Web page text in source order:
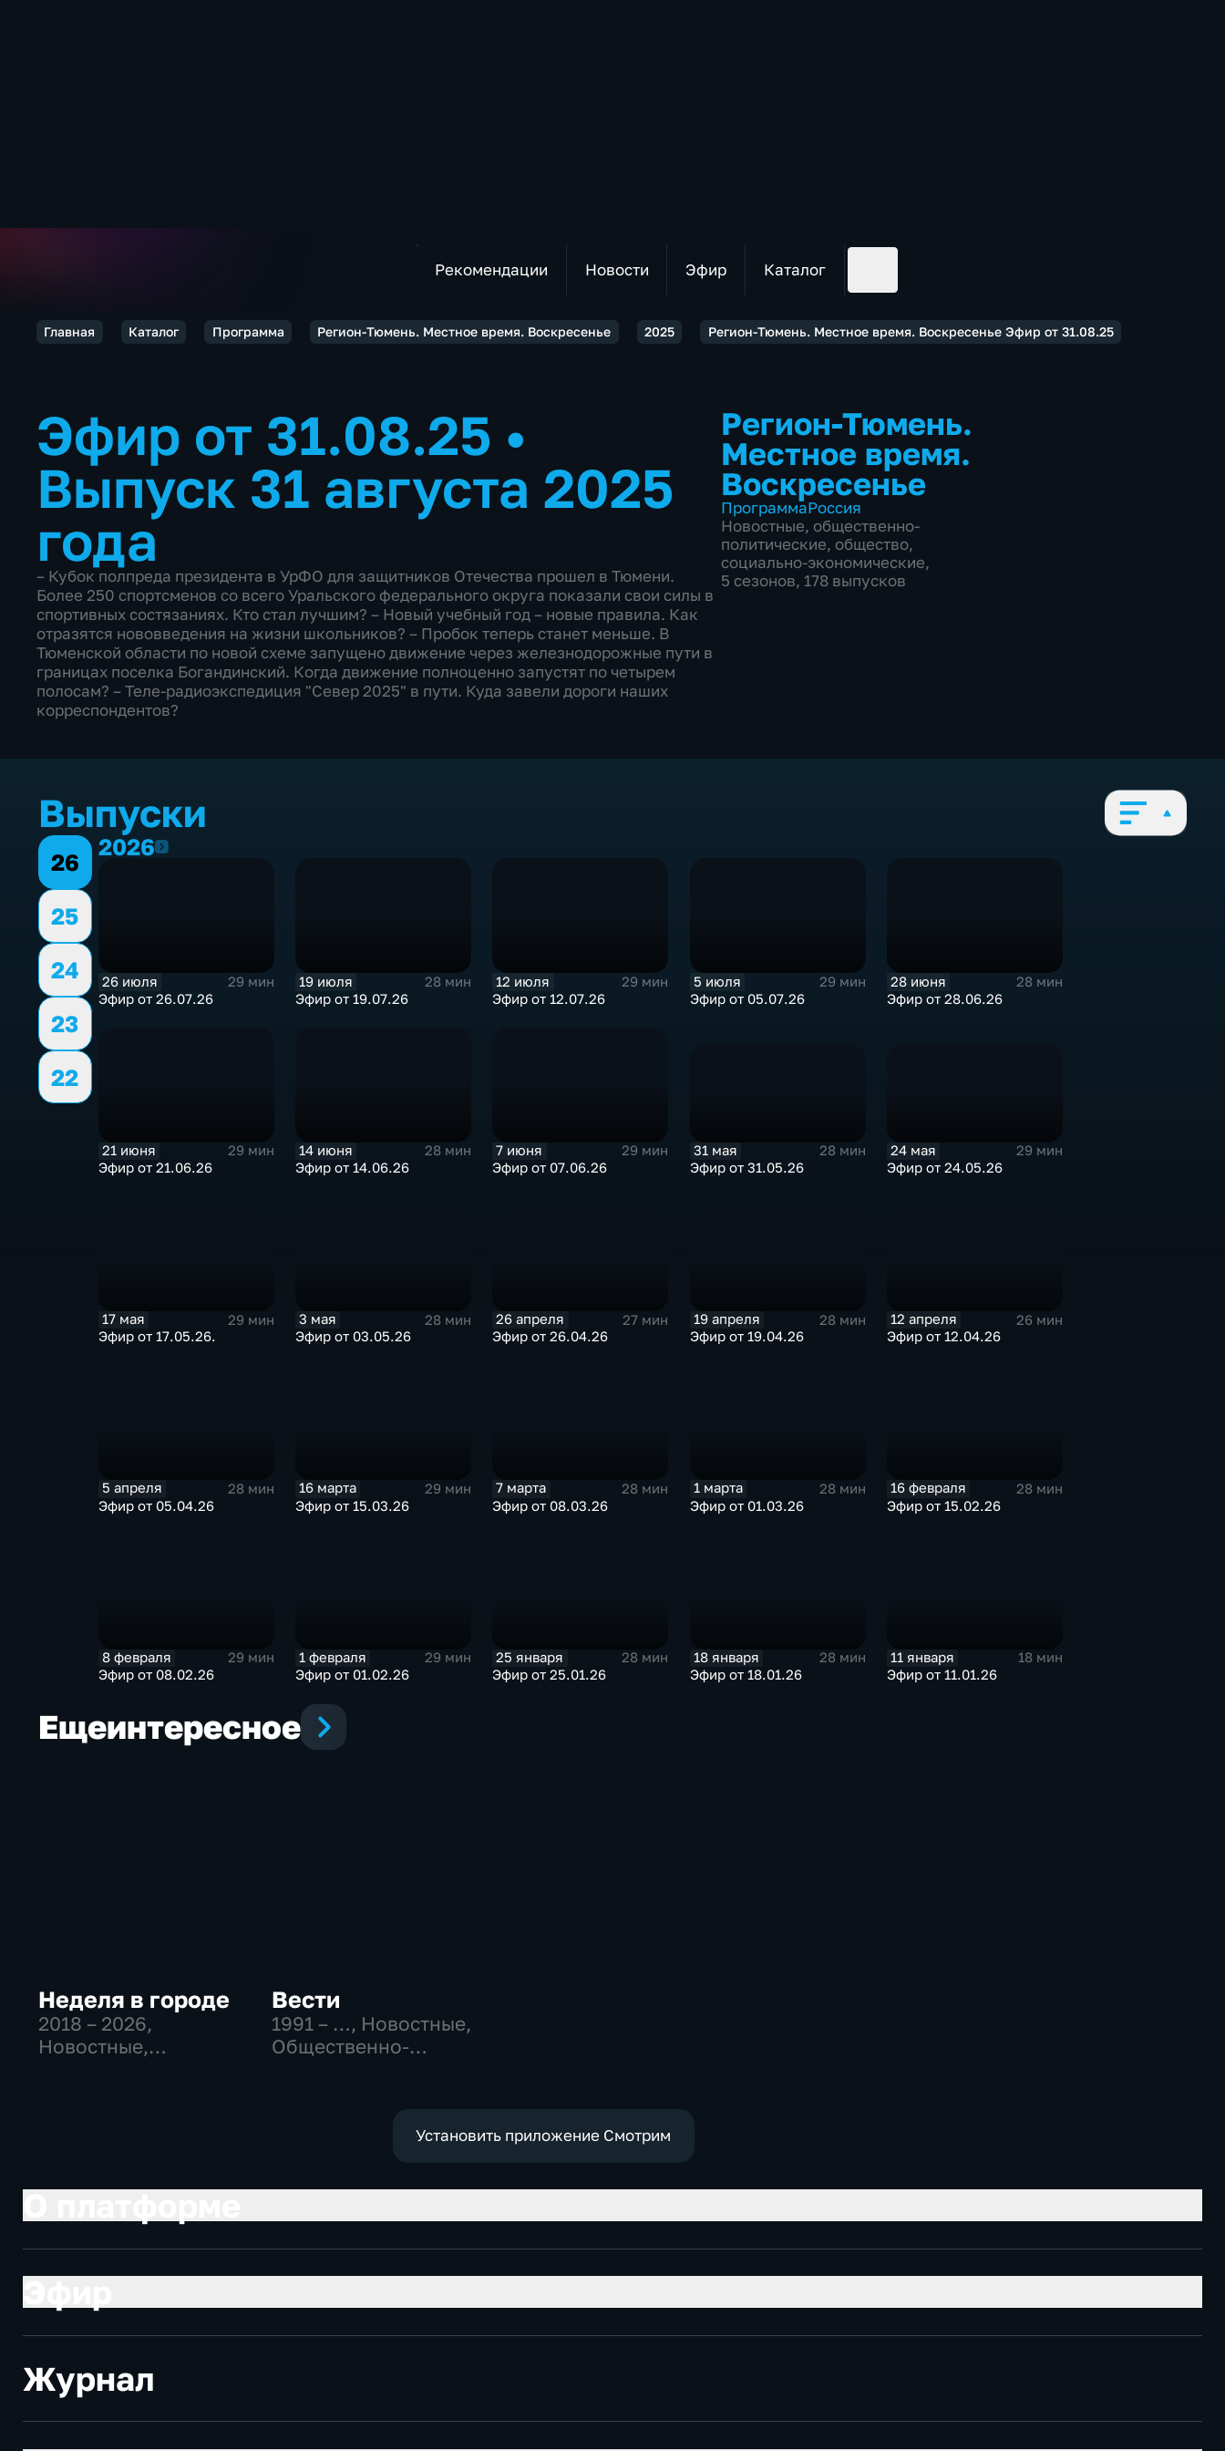
Рекомендации Новости Эфир Каталог
Главная Каталог Программа Регион-Тюмень. Местное время. Воскресенье 2025 Регион-Тюмень. Местное время. Воскресенье Эфир от 31.08.25
Эфир от 31.08.25 •
Выпуск 31 августа 2025
года
– Кубок полпреда президента в УрФО для защитников Отечества прошел в Тюмени.
Более 250 спортсменов со всего Уральского федерального округа показали свои силы в
спортивных состязаниях. Кто стал лучшим? – Новый учебный год – новые правила. Как
отразятся нововведения на жизни школьников? – Пробок теперь станет меньше. В
Тюменской области по новой схеме запущено движение через железнодорожные пути в
границах поселка Богандинский. Когда движение полноценно запустят по четырем
полосам? – Теле-радиоэкспедиция "Север 2025" в пути. Куда завели дороги наших
корреспондентов?
Регион-Тюмень.
Местное время.
Воскресенье
ПрограммаРоссия
Новостные, общественно-
политические, общество,
социально-экономические,
5 сезонов, 178 выпусков
Выпуски
26
25
24
23
22
20262026
26 июля
29 мин
Эфир от 26.07.26
19 июля
28 мин
Эфир от 19.07.26
12 июля
29 мин
Эфир от 12.07.26
5 июля
29 мин
Эфир от 05.07.26
28 июня
28 мин
Эфир от 28.06.26
21 июня
29 мин
Эфир от 21.06.26
14 июня
28 мин
Эфир от 14.06.26
7 июня
29 мин
Эфир от 07.06.26
31 мая
28 мин
Эфир от 31.05.26
24 мая
29 мин
Эфир от 24.05.26
17 мая
29 мин
Эфир от 17.05.26.
3 мая
28 мин
Эфир от 03.05.26
26 апреля
27 мин
Эфир от 26.04.26
19 апреля
28 мин
Эфир от 19.04.26
12 апреля
26 мин
Эфир от 12.04.26
5 апреля
28 мин
Эфир от 05.04.26
16 марта
29 мин
Эфир от 15.03.26
7 марта
28 мин
Эфир от 08.03.26
1 марта
28 мин
Эфир от 01.03.26
16 февраля
28 мин
Эфир от 15.02.26
8 февраля
29 мин
Эфир от 08.02.26
1 февраля
29 мин
Эфир от 01.02.26
25 января
28 мин
Эфир от 25.01.26
18 января
28 мин
Эфир от 18.01.26
11 января
18 мин
Эфир от 11.01.26
Ещеинтересное
Неделя в городе
2018 – 2026,
Новостные,
Вести
1991 – …, Новостные,
Общественно-
Установить приложение Смотрим
Журнал